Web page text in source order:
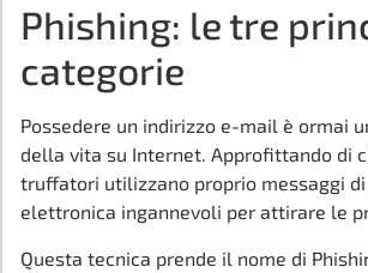
Phishing: le tre
categorie
Possedere un indirizzo e-mail è ormai
della vita su Internet. Approfittando di
truffatori utilizzano proprio messaggi
elettronica ingannevoli per attirare le
Questa tecnica prende il nome di